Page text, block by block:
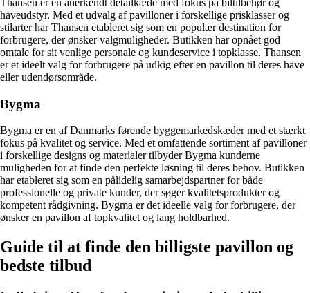
Thansen er en anerkendt detailkæde med fokus på biltilbehør og
haveudstyr. Med et udvalg af pavilloner i forskellige prisklasser og
stilarter har Thansen etableret sig som en populær destination for
forbrugere, der ønsker valgmuligheder. Butikken har opnået god
omtale for sit venlige personale og kundeservice i topklasse. Thansen
er et ideelt valg for forbrugere på udkig efter en pavillon til deres have
eller udendørsområde.
Bygma
Bygma er en af Danmarks førende byggemarkedskæder med et stærkt
fokus på kvalitet og service. Med et omfattende sortiment af pavilloner
i forskellige designs og materialer tilbyder Bygma kunderne
muligheden for at finde den perfekte løsning til deres behov. Butikken
har etableret sig som en pålidelig samarbejdspartner for både
professionelle og private kunder, der søger kvalitetsprodukter og
kompetent rådgivning. Bygma er det ideelle valg for forbrugere, der
ønsker en pavillon af topkvalitet og lang holdbarhed.
Guide til at finde den billigste pavillon og
bedste tilbud